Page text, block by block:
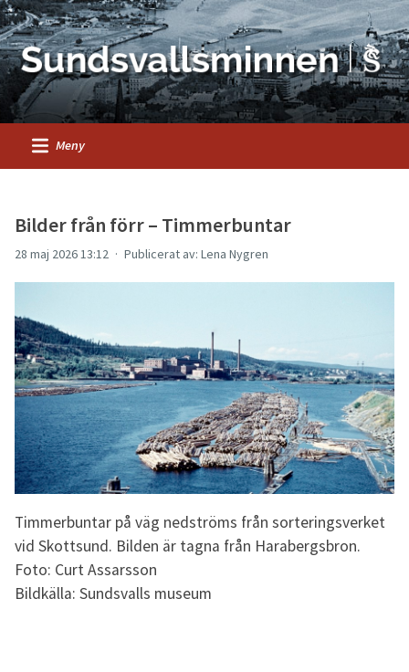
Meny
Bilder från förr – Timmerbuntar
28 maj 2026 13:12 Publicerat av: Lena Nygren
Timmerbuntar på väg nedströms från sorteringsverket
vid Skottsund. Bilden är tagna från Harabergsbron.
Foto: Curt Assarsson
Bildkälla: Sundsvalls museum